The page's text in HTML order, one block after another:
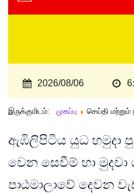
2026/08/06
இருக்குமிடம்: முகப்பு செய்தி மற்றும்
ඇඹිලිපිටිය යුධ හමුදා
වෙන සෙවීම් හා
පාඨමාලාවේ දෙවන